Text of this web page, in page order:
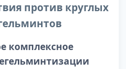
против круглых
комплексное